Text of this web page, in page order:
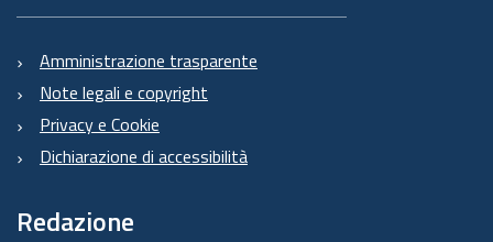
Amministrazione trasparente
Note legali e copyright
Privacy e Cookie
Dichiarazione di accessibilità
Redazione